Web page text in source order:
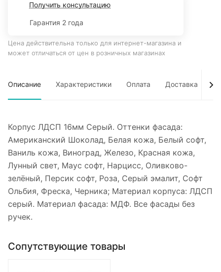
Получить консультацию
Гарантия 2 года
Цена действительна только для интернет-магазина и
может отличаться от цен в розничных магазинах
Описание Характеристики Оплата Доставка
Корпус ЛДСП 16мм Серый. Оттенки фасада:
Американский Шоколад, Белая кожа, Белый софт,
Ваниль кожа, Виноград, Железо, Красная кожа,
Лунный свет, Маус софт, Нарцисс, Оливково-
зелёный, Персик софт, Роза, Серый эмалит, Софт
Ольбия, Фреска, Черника; Материал корпуса: ЛДСП
серый. Материал фасада: МДФ. Все фасады без
ручек.
Сопутствующие товары